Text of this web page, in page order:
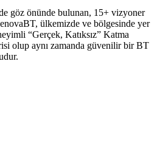
göz önünde bulunan, 15+ vizyoner
ülkemizde ve bölgesinde yer
“Gerçek, Katıksız” Katma
olup aynı zamanda güvenilir bir BT